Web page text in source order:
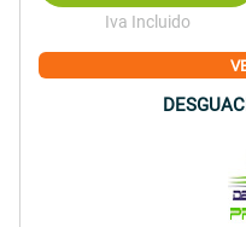
Iva Incluido